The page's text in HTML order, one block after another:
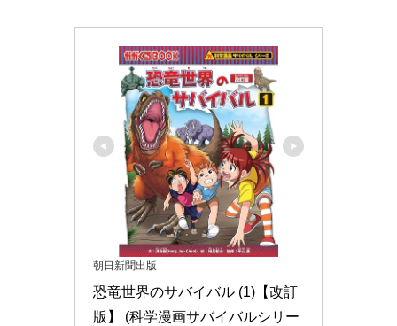
朝日新聞出版
恐竜世界のサバイバル (1)【改訂
版】 (科学漫画サバイバルシリー